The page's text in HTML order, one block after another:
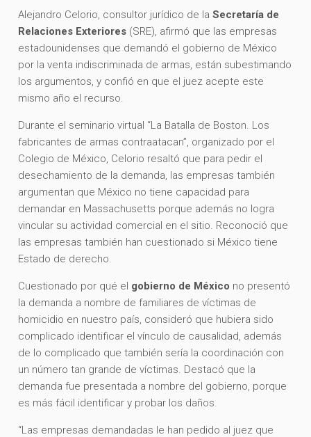
Alejandro Celorio, consultor jurídico de laSecretaría de
Relaciones Exteriores (SRE), afirmó que las empresas
estadounidenses que demandó el gobierno de México
por la venta indiscriminada de armas, están subestimando
los argumentos, y confió en que el juez acepte este
mismo año el recurso.
Durante el seminario virtual “La Batalla de Boston. Los
fabricantes de armas contraatacan”, organizado por el
Colegio de México, Celorio resaltó que para pedir el
desechamiento de la demanda, las empresas también
argumentan que México no tiene capacidad para
demandar en Massachusetts porque además no logra
vincular su actividad comercial en el sitio. Reconoció que
las empresas también han cuestionado si México tiene
Estado de derecho.
Cuestionado por qué el gobierno de México no presentó
la demanda a nombre de familiares de víctimas de
homicidio en nuestro país, consideró que hubiera sido
complicado identificar el vínculo de causalidad, además
de lo complicado que también sería la coordinación con
un número tan grande de víctimas. Destacó que la
demanda fue presentada a nombre del gobierno, porque
es más fácil identificar y probar los daños.
“Las empresas demandadas le han pedido al juez que